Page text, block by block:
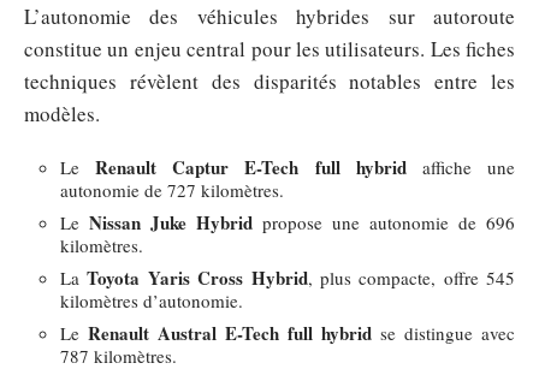
L’autonomie des véhicules hybrides sur autoroute
constitue un enjeu central pour les utilisateurs. Les fiches
techniques révèlent des disparités notables entre les
modèles.
LeRenault Captur E-Tech full hybridaffiche une
autonomie de 727 kilomètres.
Le Nissan Juke Hybrid propose une autonomie de 696
kilomètres.
LaToyota Yaris Cross Hybrid, plus compacte, offre 545
kilomètres d’autonomie.
Le Renault Austral E-Tech full hybrid se distingue avec
787 kilomètres.